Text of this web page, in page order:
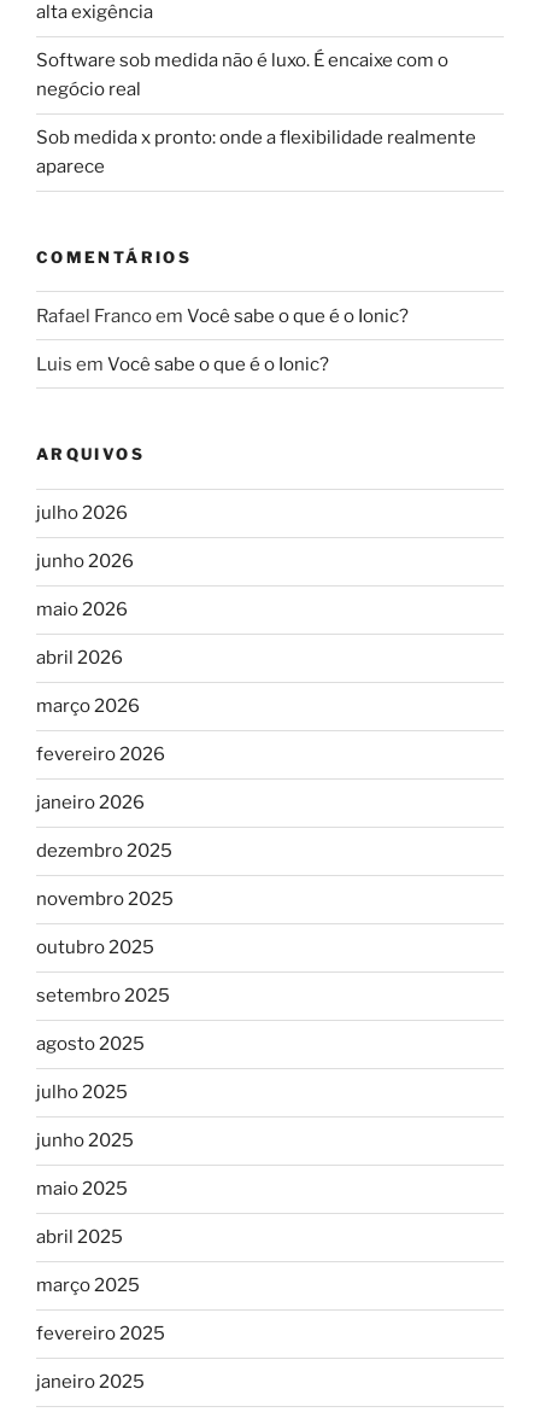
alta exigência
Software sob medida não é luxo. É encaixe com o
negócio real
Sob medida x pronto: onde a flexibilidade realmente
aparece
COMENTÁRIOS
Rafael Francoem Você sabe o que é o Ionic?
Luis em Você sabe o que é o Ionic?
ARQUIVOS
julho 2026
junho 2026
maio 2026
abril 2026
março 2026
fevereiro 2026
janeiro 2026
dezembro 2025
novembro 2025
outubro 2025
setembro 2025
agosto 2025
julho 2025
junho 2025
maio 2025
abril 2025
março 2025
fevereiro 2025
janeiro 2025